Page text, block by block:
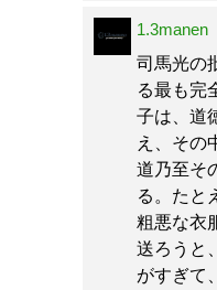
1.3manen
司馬光の
る最も完
子は、道
え、その
道乃至そ
る。たと
粗悪な衣
送ろうと
がすぎて